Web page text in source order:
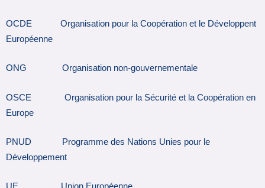
OCDE Organisation pour la Coopération et le Développent
Européenne
ONG Organisation non-gouvernementale
OSCE Organisation pour la Sécurité et la Coopération en
Europe
PNUD Programme des Nations Unies pour le
Développement